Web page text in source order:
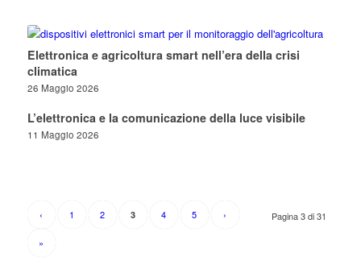
Elettronica e agricoltura smart nell’era della crisi
climatica
26 Maggio 2026
L’elettronica e la comunicazione della luce visibile
11 Maggio 2026
Pagina 3 di 31
‹ 1 2 3 4 5 ›
»